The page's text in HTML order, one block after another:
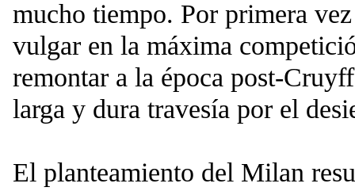
mucho tiempo. Por primera
vulgar en la máxima
remontar a la época post-
larga y dura travesía por el
El planteamiento del Milan